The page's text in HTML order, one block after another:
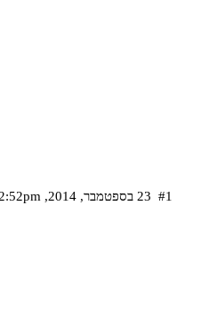
23 בספטמבר,‏ 2014,‏ 2:52pm #1